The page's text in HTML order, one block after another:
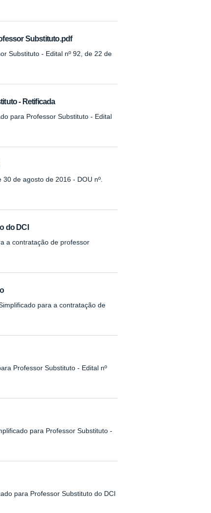
Substituto.pdf
Substituto - Edital nº 92, de 22 de
- Retificada
para Professor Substituto - Edital
de agosto de 2016 - DOU nº.
do DCI
a contratação de professor
para a contratação de
Professor Substituto - Edital nº
para Professor Substituto -
para Professor Substituto do DCI